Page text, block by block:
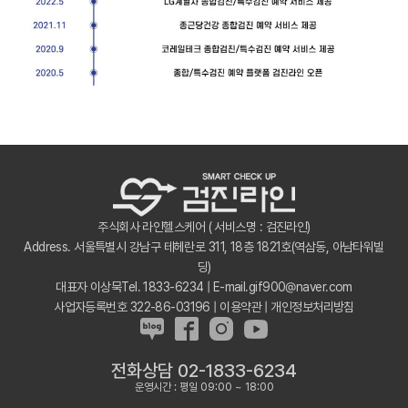
주식회사 라인헬스케어 ( 서비스명 : 검진라인)
Address. 서울특별시 강남구 테헤란로 311, 18층 1821호(역삼동, 아남타워빌
딩)
대표자 이상묵Tel. 1833-6234 | E-mail.gif900@naver.com
사업자등록번호 322-86-03196 | 이용약관| 개인정보처리방침
전화상담 02-1833-6234
운영시간 : 평일 09:00 ~ 18:00